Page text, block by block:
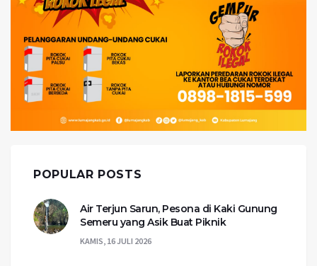
POPULAR POSTS
Air Terjun Sarun, Pesona di Kaki Gunung
Semeru yang Asik Buat Piknik
KAMIS, 16 JULI 2026